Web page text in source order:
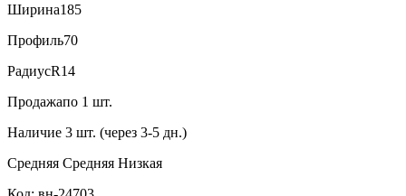
Ширина185
Профиль70
РадиусR14
Продажапо 1 шт.
Наличие 3 шт. (через 3-5 дн.)
Средняя Средняя Низкая